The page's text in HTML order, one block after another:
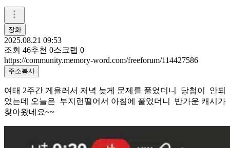
장화
2025.08.21 09:53
조회 46추천 0스크랩 0
https://community.memory-word.com/freeforum/114427586
주소복사
여태 2주간 게을러서 저녁 늦게 문제를 풀었더니 당첨이 안되
었는데 오늘은 부지런떨어서 아침에 풀었더니 반가운 캐시가
찾아왔네요~~